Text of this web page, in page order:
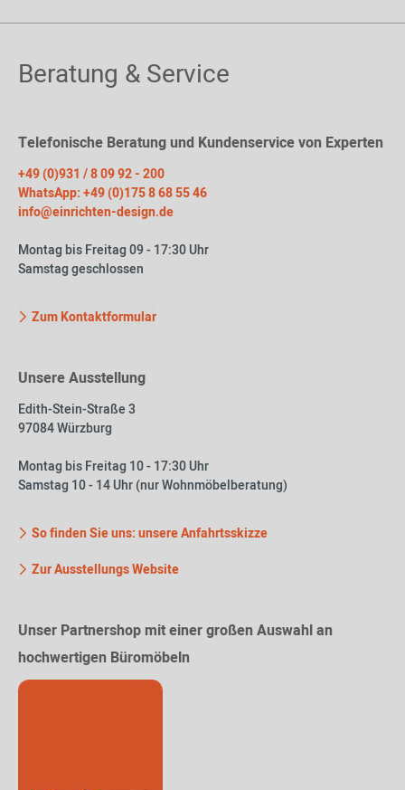
Beratung & Service
Telefonische Beratung und Kundenservice von Experten
+49 (0)931 / 8 09 92 - 200
WhatsApp: +49 (0)175 8 68 55 46
info@einrichten-design.de
Montag bis Freitag 09 - 17:30 Uhr
Samstag geschlossen
Zum Kontaktformular
Unsere Ausstellung
Edith-Stein-Straße 3
97084 Würzburg
Montag bis Freitag 10 - 17:30 Uhr
Samstag 10 - 14 Uhr (nur Wohnmöbelberatung)
So finden Sie uns: unsere Anfahrtsskizze
Zur Ausstellungs Website
Unser Partnershop mit einer großen Auswahl an
hochwertigen Büromöbeln